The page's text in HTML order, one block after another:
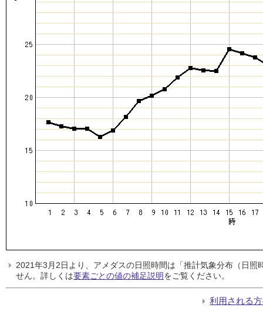
2021年3月2日より、アメダスの日照時間は「推計気象分布（日
せん。詳しくは要素ごとの値の補足説明をご覧ください。
利用される